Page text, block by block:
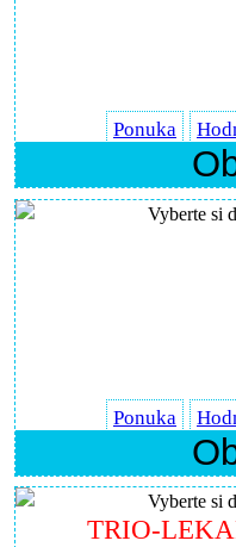
Ponuka
Vyberte si
Ponuka
Vyberte si
TRIO-